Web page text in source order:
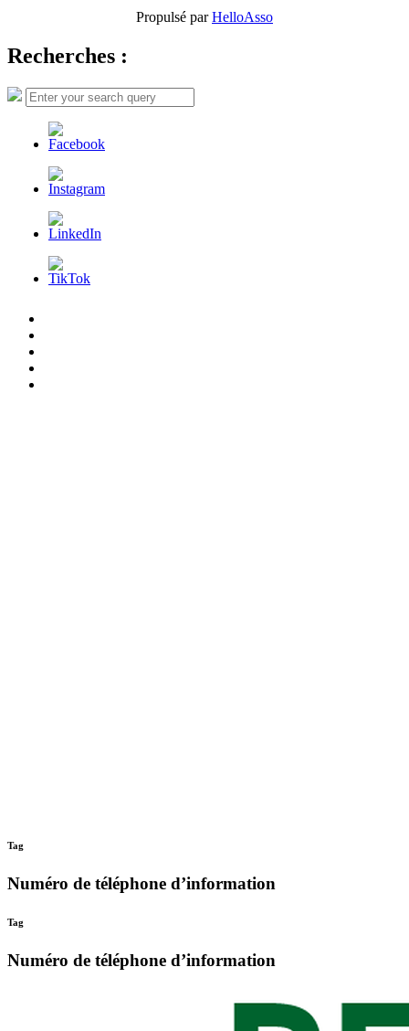
Propulsé parHelloAsso
Recherches :
Search
for:
Search
Tag
Numéro de téléphone d’information
Tag
Numéro de téléphone d’information